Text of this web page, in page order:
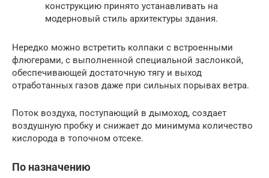
конструкцию принято устанавливать на
модерновый стиль архитектуры здания.
Нередко можно встретить колпаки с встроенными
флюгерами, с выполненной специальной заслонкой,
обеспечивающей достаточную тягу и выход
отработанных газов даже при сильных порывах ветра.
Поток воздуха, поступающий в дымоход, создает
воздушную пробку и снижает до минимума количество
кислорода в топочном отсеке.
По назначению